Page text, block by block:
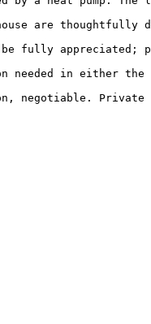
are thoughtfully
fully appreciated;
needed in either
negotiable. Private